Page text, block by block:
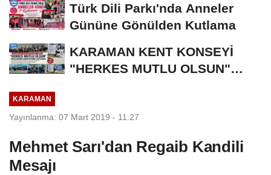
Türk Dili Parkı'nda Anneler
Gününe Gönülden Kutlama
KARAMAN KENT KONSEYİ
"HERKES MUTLU OLSUN"
KARAMAN
Yayınlanma: 07 Mart 2019 - 11:27
Mehmet Sarı'dan Regaib Kandili
Mesajı